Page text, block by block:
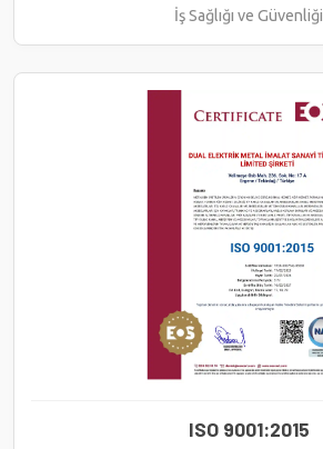
İş Sağlığı ve Güvenliği
ISO 9001:2015